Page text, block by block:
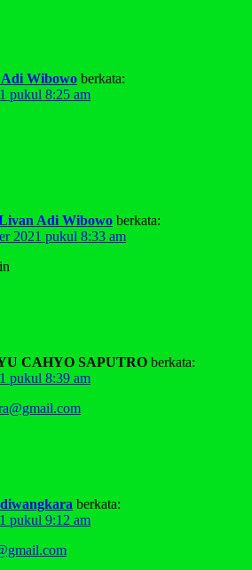
Wibowo berkata:
pukul 8:25 am
Adi Wibowo berkata:
2021 pukul 8:33 am
CAHYO SAPUTRO berkata:
pukul 8:39 am
berkata:
pukul 9:12 am